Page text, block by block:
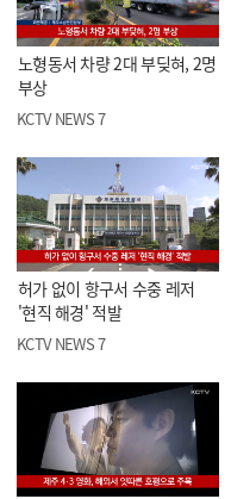
노형동서 차량 2대 부딪혀, 2명
부상
KCTV NEWS 7
허가 없이 항구서 수중 레저
'현직 해경' 적발
KCTV NEWS 7